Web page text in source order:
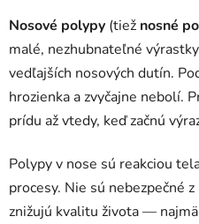
Nosové polypy (tiež nosné
malé, nezhubnateľné
vedľajších nosových dutín.
hrozienka a zvyčajne nebolí.
prídu až vtedy, keď začnú
Polypy v nose sú reakciou
procesy. Nie sú nebezpečné
znižujú kvalitu života —